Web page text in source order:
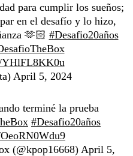
para cumplir los sueños;
en el desafío y lo hizo,
🫶🏻 #Desafio20años
YHlFL8KK0u
April 5, 2024
terminé la prueba
#Desafio20años
(@kpop16668) April 5,